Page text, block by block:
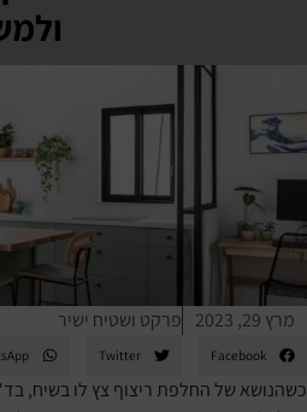
ולמשרד
פרקט ושטיח ישיר
Twitter
WhatsApp
של החלפת ריצוף צץ לו בשיח, בד"כ צד